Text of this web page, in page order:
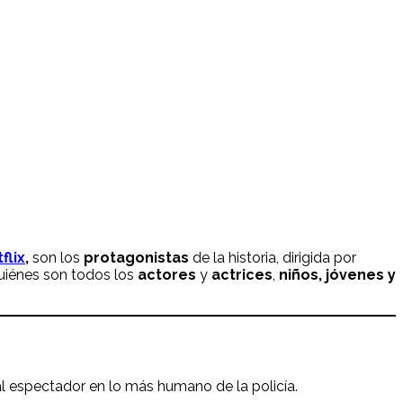
, son los protagonistas de la historia, dirigida por
son todos los actores y actrices niños, jóvenes y
en lo más humano de la policía.